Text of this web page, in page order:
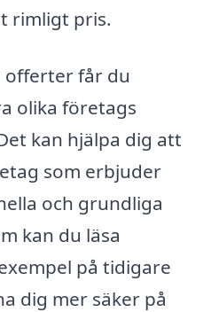
rimligt pris.
offerter får du
olika företags
kan hjälpa dig att
som erbjuder
och grundliga
kan du läsa
på tidigare
dig mer säker på